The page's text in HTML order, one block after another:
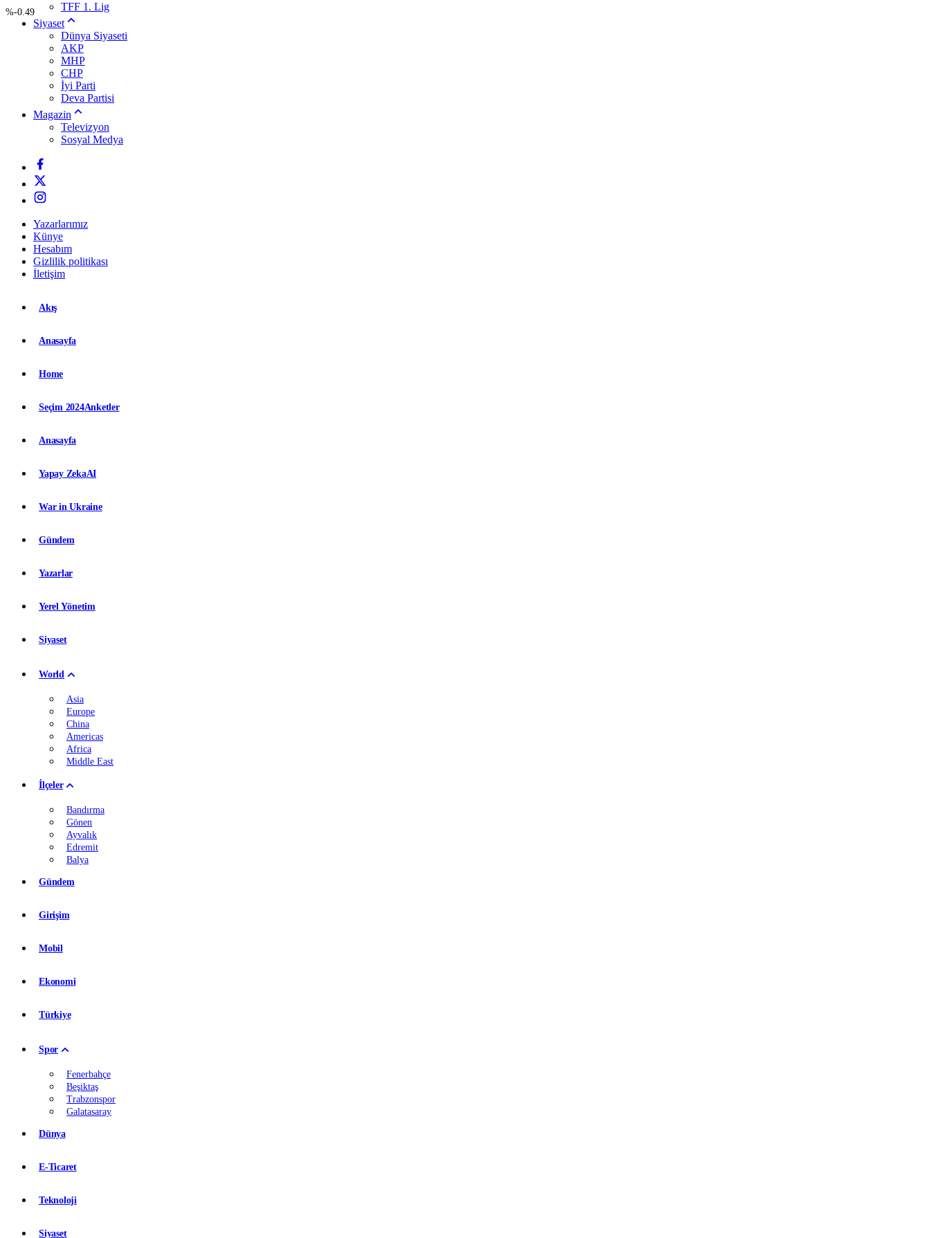
%-0.49
TFF 1. Lig
Siyaset
Dünya Siyaseti
AKP
MHP
CHP
İyi Parti
Deva Partisi
Magazin
Televizyon
Sosyal Medya
Yazarlarımız
Künye
Hesabım
Gizlilik politikası
İletişim
Akış
Anasayfa
Home
Seçim 2024Anketler
Anasayfa
Yapay ZekaAI
War in Ukraine
Gündem
Yazarlar
Yerel Yönetim
Siyaset
World
Asia
Europe
China
Americas
Africa
Middle East
İlçeler
Bandırma
Gönen
Ayvalık
Edremit
Balya
Gündem
Girişim
Mobil
Ekonomi
Türkiye
Spor
Fenerbahçe
Beşiktaş
Trabzonspor
Galatasaray
Dünya
E-Ticaret
Teknoloji
Siyaset